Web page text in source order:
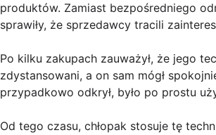
produktów. Zamiast bezpośredniego
sprawiły, że sprzedawcy tracili
Po kilku zakupach zauważył, że jego
zdystansowani, a on sam mógł
przypadkowo odkrył, było po prostu
Od tego czasu, chłopak stosuje tę